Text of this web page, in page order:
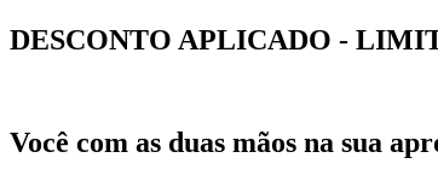
DESCONTO APLICADO -
Você com as duas mãos na sua